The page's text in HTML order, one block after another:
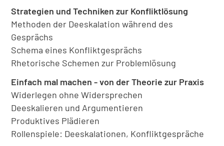
Strategien und Techniken zur Konfliktlösung
Methoden der Deeskalation während des
Gesprächs
Schema eines Konfliktgesprächs
Rhetorische Schemen zur Problemlösung
Einfach mal machen - von der Theorie zur Praxis
Widerlegen ohne Widersprechen
Deeskalieren und Argumentieren
Produktives Plädieren
Rollenspiele: Deeskalationen, Konfliktgespräche